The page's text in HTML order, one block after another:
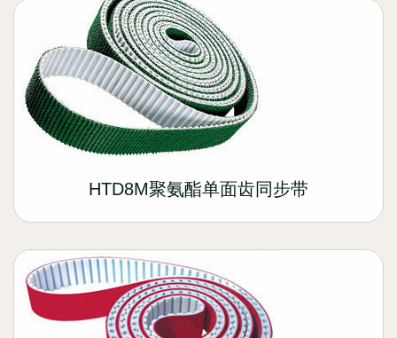
HTD8M聚氨酯单面齿同步带